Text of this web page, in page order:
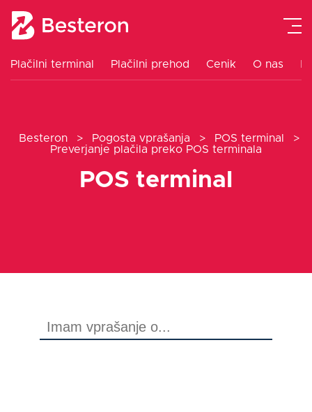
Plačilni terminal Plačilni prehod Cenik O nas
Cenik
Plačilni prehod
Integracija blagajne
Besteron > Pogosta vprašanja > POS terminal
>
Preverjanje plačila preko POS terminala
POS terminal